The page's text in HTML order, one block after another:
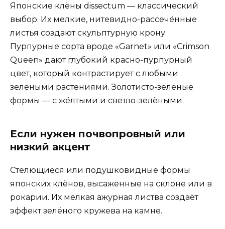
Японские клёны dissectum — классический
выбор. Их мелкие, нитевидно-рассечённые
листья создают скульптурную крону.
Пурпурные сорта вроде «Garnet» или «Crimson
Queen» дают глубокий красно-пурпурный
цвет, который контрастирует с любыми
зелёными растениями. Золотисто-зелёные
формы — с жёлтыми и светло-зелёными.
Если нужен почвопровный или
низкий акцент
Стелющиеся или подушковидные формы
японских клёнов, высаженные на склоне или в
рокарии. Их мелкая ажурная листва создаёт
эффект зелёного кружева на камне.